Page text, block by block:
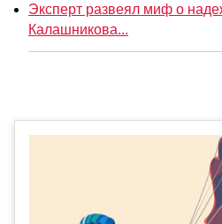
Эксперт развеял миф о
Калашникова...